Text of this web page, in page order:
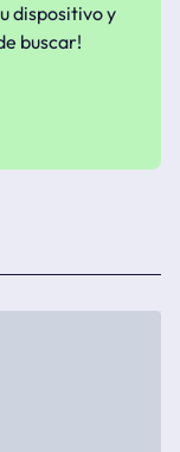
dispositivo y
buscar!